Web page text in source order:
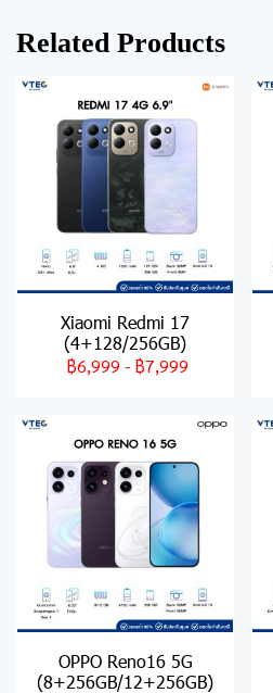
Related Products
Xiaomi Redmi 17
(4+128/256GB)
฿6,999 - ฿7,999
OPPO Reno16 5G
(8+256GB/12+256GB)